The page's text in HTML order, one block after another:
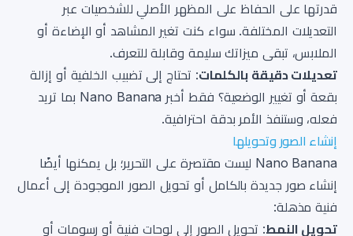
قدرتها على الحفاظ على المظهر الأصلي للشخصيات عبر
التعديلات المختلفة. سواء كنت تغير المشاهد أو الإضاءة أو
الملابس، تبقى ميزاتك سليمة وقابلة للتعرف.
تعديلات دقيقة بالكلمات: تحتاج إلى تضبيب الخلفية أو إزالة
بقعة أو تغيير الوضعية؟ فقط أخبر Nano Banana بما تريد
فعله، وستنفذ الأمر بدقة احترافية.
إنشاء الصور وتحويلها
Nano Banana ليست مقتصرة على التحرير؛ بل يمكنها أيضًا
إنشاء صور جديدة بالكامل أو تحويل الصور الموجودة إلى أعمال
فنية مذهلة:
تحويل النمط: تحويل الصور إلى لوحات فنية أو رسومات أو